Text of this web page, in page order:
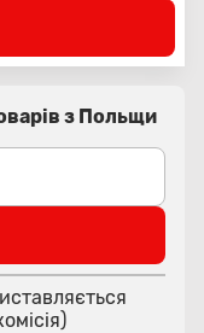
з Польщи